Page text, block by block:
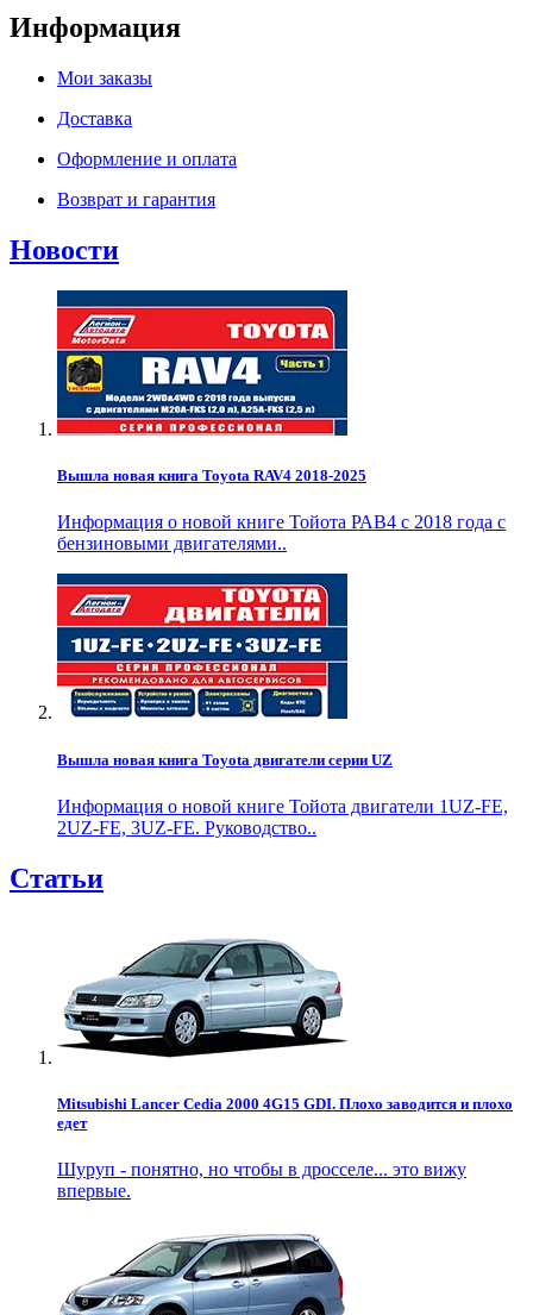
Информация
Мои заказы
Доставка
Оформление и оплата
Возврат и гарантия
Новости
Вышла новая книга Toyota RAV4 2018-2025
Информация о новой книге Тойота РАВ4 с 2018 года с
бензиновыми двигателями..
Вышла новая книга Toyota двигатели серии UZ
Информация о новой книге Тойота двигатели 1UZ-FE,
2UZ-FE, 3UZ-FE. Руководство..
Статьи
Mitsubishi Lancer Cedia 2000 4G15 GDI. Плохо заводится и плохо
едет
Шуруп - понятно, но чтобы в дросселе... это вижу
впервые.